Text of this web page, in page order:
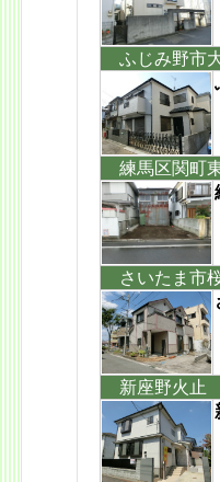
ふじみ野市
練馬区関町
さいたま市
新座野火止